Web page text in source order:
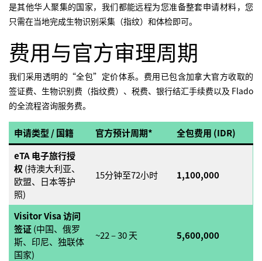
是其他华人聚集的国家，我们都能远程为您准备整套申请材料，您
只需在当地完成生物识别采集（指纹）和体检即可。
费用与官方审理周期
我们采用透明的“全包”定价体系。费用已包含加拿大官方收取的
签证费、生物识别费（指纹费）、税费、银行结汇手续费以及 Flado
的全流程咨询服务费。
申请类型 / 国籍 官方预计周期*
全包费用 (IDR)
eTA 电子旅行授
权 (持澳大利亚、
欧盟、日本等护
照)
15分钟至72小时 1,100,000
Visitor Visa 访问
签证(中国、俄罗
斯、印尼、独联体
国家)
~22 – 30 天 5,600,000